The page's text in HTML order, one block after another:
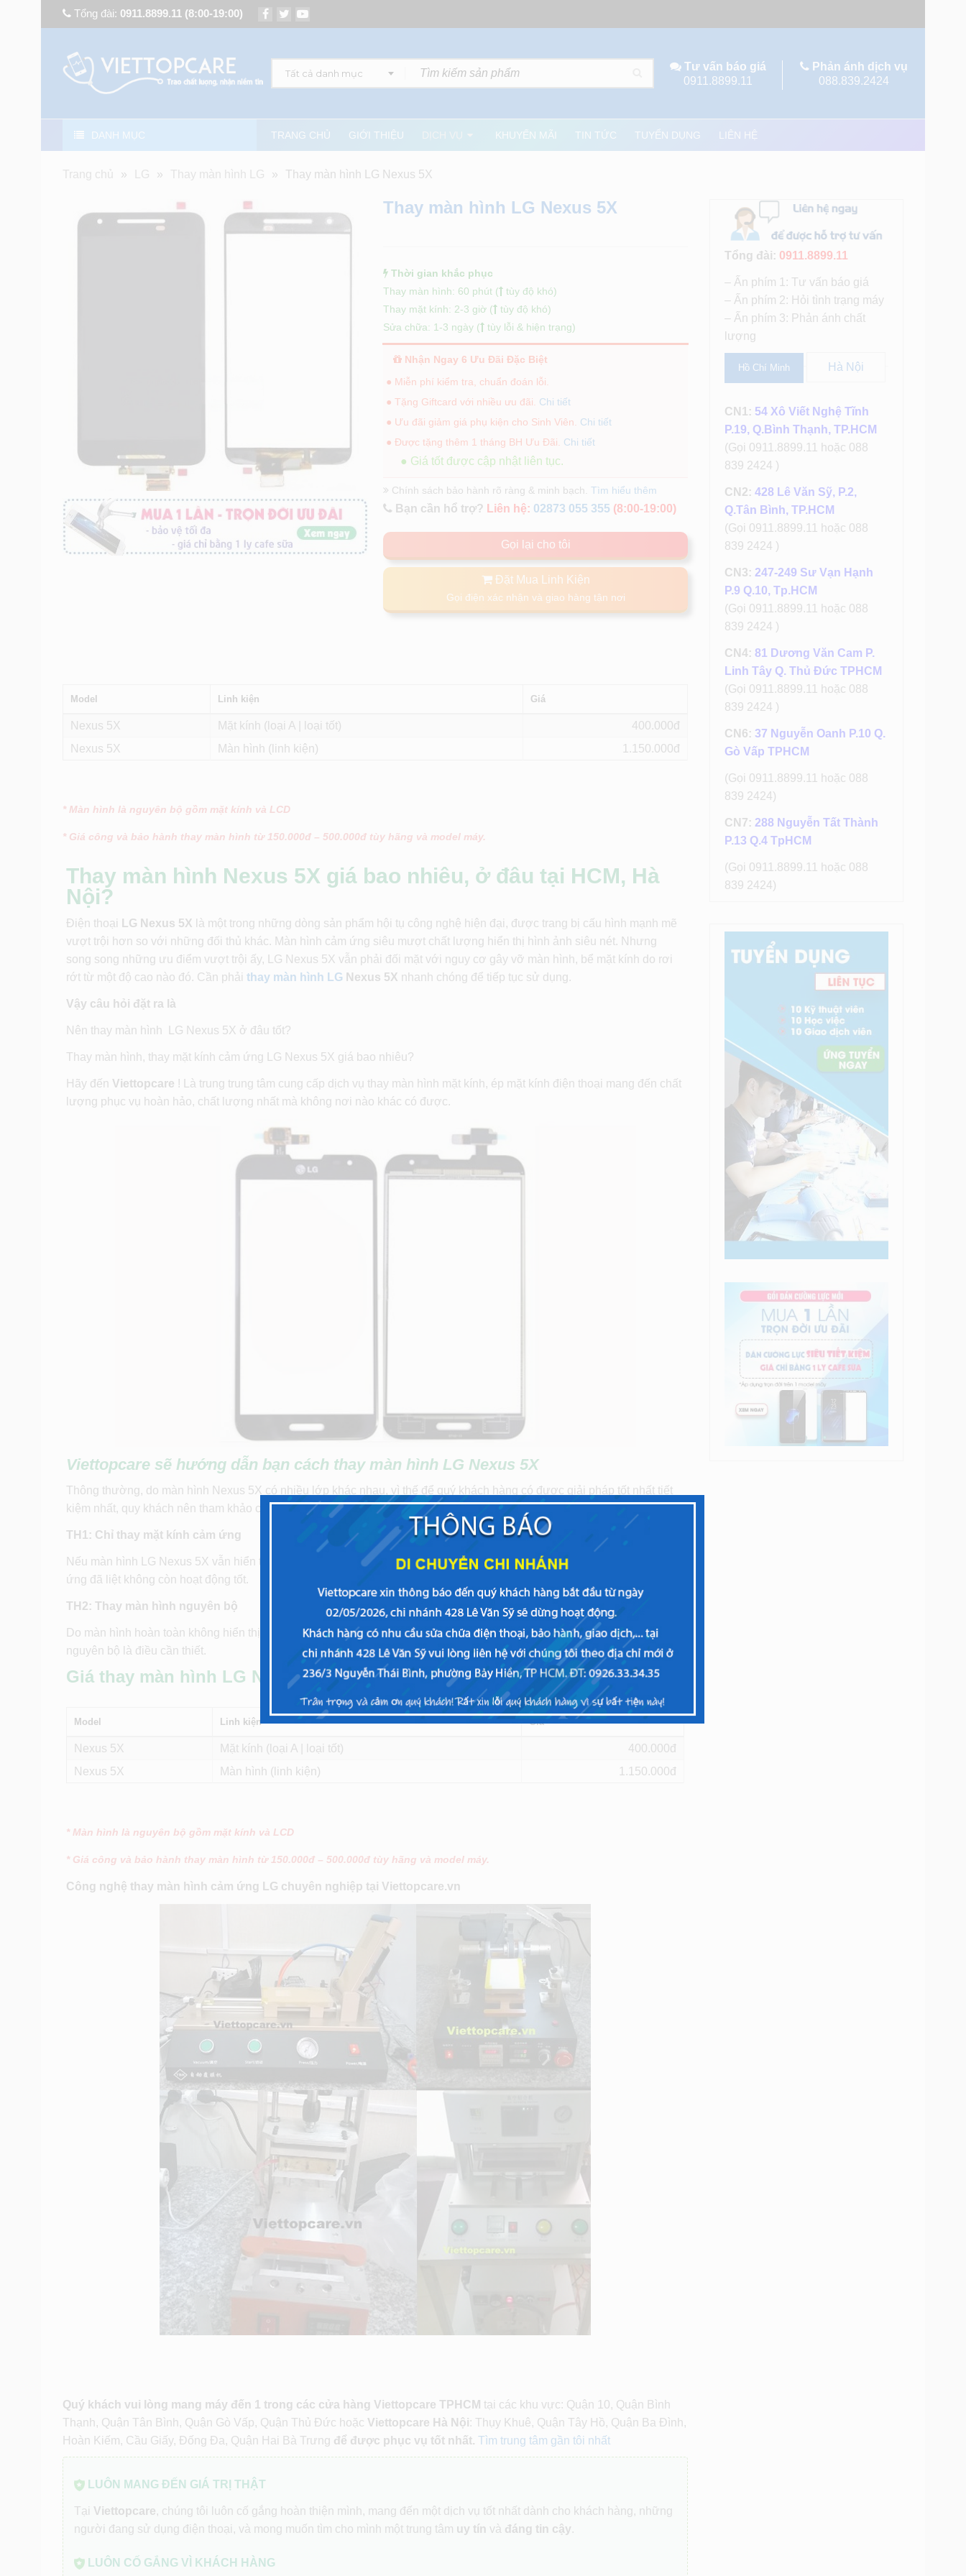
Tổng đài: 0911.8899.11 (8:00-19:00)
Tất cả danh mục
Tư vấn báo giá
0911.8899.11
Phản ánh dịch vụ
088.839.2424
DANH MỤC TRANG CHỦ GIỚI THIỆU DỊCH VỤ KHUYẾN MÃI TIN TỨC TUYỂN DỤNG LIÊN HỆ
Trang chủ » LG » Thay màn hình LG » Thay màn hình LG Nexus 5X
Thay màn hình LG Nexus 5X
Thời gian khắc phục
Thay màn hình: 60 phút (
tùy độ khó)
Thay mặt kính: 2-3 giờ (
tùy độ khó)
Sửa chữa: 1-3 ngày (
tùy lỗi & hiện trạng)
Nhận Ngay 6 Ưu Đãi Đặc Biệt
● Miễn phí kiểm tra, chuẩn đoán lỗi.
● Tặng Giftcard với nhiều ưu đãi. Chi tiết
● Ưu đãi giảm giá phụ kiện cho Sinh Viên. Chi tiết
● Được tặng thêm 1 tháng BH Ưu Đãi. Chi tiết
● Giá tốt được cập nhật liên tục.
Chính sách bảo hành rõ ràng & minh bạch.Tìm hiểu thêm
Bạn cần hổ trợ? Liên hệ: 02873 055 355 (8:00-19:00)
Gọi lại cho tôi
Đặt Mua Linh Kiện
Gọi điện xác nhận và giao hàng tận nơi
Model Linh kiện Giá
Nexus 5X Mặt kính (loại A | loại tốt)
400
Nexus 5X
Màn hình (linh kiện) 1.150
* Màn hình là nguyên bộ gồm mặt kính và LCD
* Giá công và bảo hành thay màn hình từ 150.000đ – 500.000đ tùy hãng và model máy.
Thay màn hình Nexus 5X giá bao nhiêu, ở đâu tại HCM, Hà
Nội?
Điện thoại LG Nexus 5X là một trong những dòng sản phẩm hội tụ công nghệ hiện đại, được trang bị cấu hình mạnh mẽ
vượt trội hơn so với những đối thủ khác. Màn hình cảm ứng siêu mượt chất lượng hiển thị hình ảnh siêu nét. Nhưng
song song những ưu điểm vượt trội ấy, LG Nexus 5X vẫn phải đối mặt với nguy cơ gây vỡ màn hình, bể mặt kính do rơi
rớt từ một độ cao nào đó. Cần phải thay màn hình LG Nexus 5X nhanh chóng để tiếp tục sử dụng.
Vậy câu hỏi đặt ra là
Nên thay màn hình LG Nexus 5X ở đâu tốt?
Thay màn hình, thay mặt kính cảm ứng LG Nexus 5X giá bao nhiêu?
Hãy đến Viettopcare ! Là trung trung tâm cung cấp dịch vụ thay màn hình mặt kính, ép mặt kính điện thoại mang đến chất
lượng phục vụ hoàn hảo, chất lượng nhất mà không nơi nào khác có được.
Viettopcare sẽ hướng dẫn bạn cách thay màn hình LG Nexus 5X
Thông thường, do màn hình Nexus 5X có nhiều lớp khác nhau, vì thế để quý khách hàng có được giải pháp tốt nhất tiết
kiệm nhất, quy khách nên tham khảo các trường hợp dưới đây
TH1: Chỉ thay mặt kính cảm ứng
Nếu màn hình LG Nexus 5X vẫn hiển thị, các chức năng hiển thị màu sắc vẫn bình thường, màn hình chỉ bị vỡ hoặc cảm
ứng đã liệt không còn hoạt động tốt.
TH2: Thay màn hình nguyên bộ
Do màn hình hoàn toàn không hiển thị, hoặc hiển thị không đúng màu sắc, bị sọc dọc … thì thay màn hình Nexus 5X
nguyên bộ là điều cần thiết.
Giá thay màn hình LG Nexus 5X
Model Linh kiện Giá
Nexus 5X Mặt kính (loại A | loại tốt)
400
Nexus 5X
Màn hình (linh kiện) 1.150
* Màn hình là nguyên bộ gồm mặt kính và LCD
* Giá công và bảo hành thay màn hình từ 150.000đ – 500.000đ tùy hãng và model máy.
Công nghệ thay màn hình cảm ứng LG chuyên nghiệp tại Viettopcare.vn
Quý khách vui lòng mang máy đến 1 trong các cửa hàng Viettopcare TPHCM tại các khu vực: Quận 10, Quận Bình
Thạnh, Quận Tân Bình, Quận Gò Vấp, Quận Thủ Đức hoặc Viettopcare Hà Nội: Thụy Khuê, Quận Tây Hồ, Quận Ba Đình,
Hoàn Kiếm, Cầu Giấy, Đống Đa, Quận Hai Bà Trưng để được phục vụ tốt nhất. Tìm trung tâm gần tôi nhất
LUÔN MANG ĐẾN GIÁ TRỊ THẬT
Tại Viettopcare, chúng tôi luôn cố gắng hoàn thiện mình, mang đến một dịch vụ tốt nhất dành cho khách hàng, những
người đang sử dụng điện thoại, và mong muốn tìm cho mình một trung tâm uy tín và đáng tin cậy.
LUÔN CỐ GẮNG VÌ KHÁCH HÀNG
Tổng đài: 0911.8899.11
– Ấn phím 1: Tư vấn báo giá
– Ấn phím 2: Hỏi tình trạng máy
– Ấn phím 3: Phản ánh chất
lượng
Hồ Chí Minh Hà Nội
CN1: 54 Xô Viết Nghệ Tĩnh
P.19, Q.Bình Thạnh, TP.HCM
(Gọi 0911.8899.11 hoặc 088
839 2424 )
CN2: 428 Lê Văn Sỹ, P.2,
Q.Tân Bình, TP.HCM
(Gọi 0911.8899.11 hoặc 088
839 2424 )
CN3: 247-249 Sư Vạn Hạnh
P.9 Q.10, Tp.HCM
(Gọi 0911.8899.11 hoặc 088
839 2424 )
CN4: 81 Dương Văn Cam P.
Linh Tây Q. Thủ Đức TPHCM
(Gọi 0911.8899.11 hoặc 088
839 2424 )
CN6: 37 Nguyễn Oanh P.10 Q.
Gò Vấp TPHCM
(Gọi 0911.8899.11 hoặc 088
839 2424)
CN7: 288 Nguyễn Tất Thành
P.13 Q.4 TpHCM
(Gọi 0911.8899.11 hoặc 088
839 2424)